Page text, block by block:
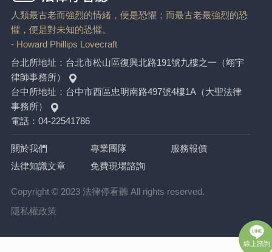
人類最古老而強烈的情緒，便是恐懼；而最古老最強烈的恐
懼，便是對未知的恐懼。
- Howard Phillips Lovecraft
台北所地址： 台北市松山區復興北路191號九樓之一（翊宇
律師事務所）
台中所地址： 台中市西區忠明南路497號4樓1A（大聖法律
事務所）
電話： 04-22541786
關於我們 專業團隊
服務報價
法律知識文章
免費現場諮詢
Copyright © 2023 法律停看聽 All rights reserved.
隱私權政策
線上諮詢